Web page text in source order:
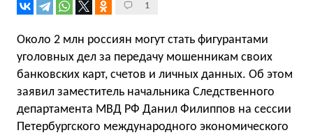
1
Около 2 млн россиян могут стать фигурантами
уголовных дел за передачу мошенникам своих
банковских карт, счетов и личных данных. Об этом
заявил заместитель начальника Следственного
департамента МВД РФ Данил Филиппов на сессии
Петербургского международного экономического